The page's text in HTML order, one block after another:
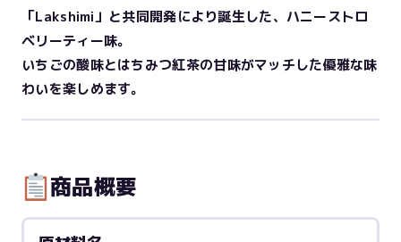
「Lakshimi」と共同開発により誕生した、ハニーストロ
ベリーティー味。
いちごの酸味とはちみつ紅茶の甘味がマッチした優雅な味
わいを楽しめます。
商品概要